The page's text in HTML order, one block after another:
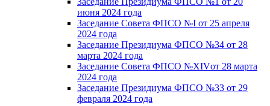
июня 2024 года
Заседание Совета ФПСО №I от 25 апреля
2024 года
Заседание Президиума ФПСО №34 от 28
марта 2024 года
Заседание Совета ФПСО №XIVот 28 марта
2024 года
Заседание Президиума ФПСО №33 от 29
февраля 2024 года